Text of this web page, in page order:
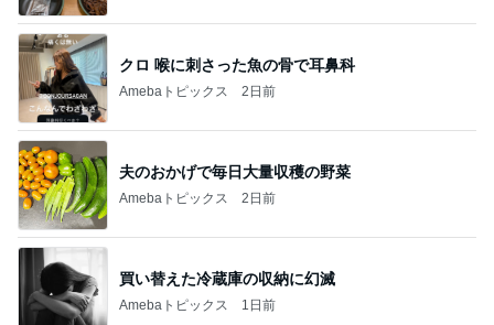
クロ 喉に刺さった魚の骨で耳鼻科
Amebaトピックス 2日前
夫のおかげで毎日大量収穫の野菜
Amebaトピックス 2日前
買い替えた冷蔵庫の収納に幻滅
Amebaトピックス 1日前